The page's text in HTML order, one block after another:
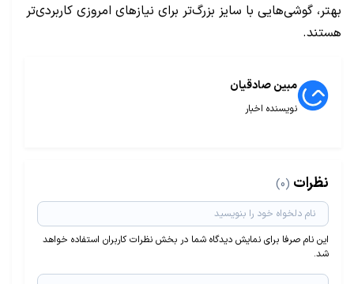
بهتر، گوشی‌هایی با سایز بزرگ‌تر برای نیازهای امروزی کاربردی‌تر
هستند.
مبین صادقیان
نویسنده اخبار
نظرات (0)
این نام صرفا برای نمایش دیدگاه شما در بخش نظرات کاربران استفاده خواهد
شد.